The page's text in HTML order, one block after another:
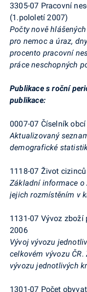
3305-07 Pracovní
(1.pololetí 2007)
Počty nově
pro nemoc a úraz,
procento pracovní
práce neschopných
Publikace s roční
publikace:
0007-07 Číselník obcí
Aktualizovaný
demografické
1118-07 Život cizinců
Základní informace
jejich rozmístěním v
1131-07 Vývoz zboží
2006
Vývoj vývozu
celkovém vývozu
vývozu jednotlivých
1301-07 Počet